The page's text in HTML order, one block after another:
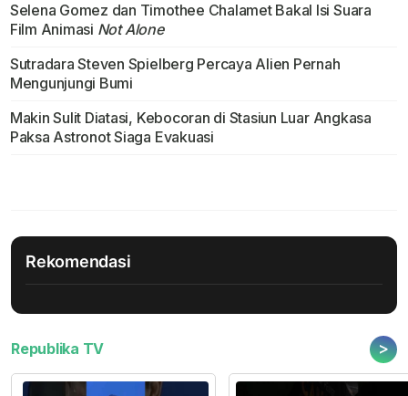
Selena Gomez dan Timothee Chalamet Bakal Isi Suara
Film Animasi Not Alone
Sutradara Steven Spielberg Percaya Alien Pernah
Mengunjungi Bumi
Makin Sulit Diatasi, Kebocoran di Stasiun Luar Angkasa
Paksa Astronot Siaga Evakuasi
Rekomendasi
Republika TV >